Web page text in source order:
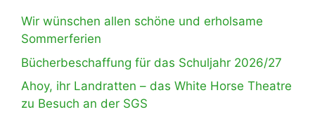
Wir wünschen allen schöne und erholsame
Sommerferien
Bücherbeschaffung für das Schuljahr 2026/27
Ahoy, ihr Landratten – das White Horse Theatre
zu Besuch an der SGS